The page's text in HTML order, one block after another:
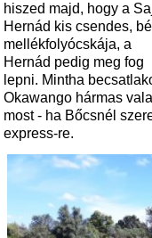
hiszed majd, hogy a
Hernád kis csendes,
mellékfolyócskája, a
Hernád pedig meg fog
lepni. Mintha
Okawango hármas
most - ha Bőcsnél
express-re.